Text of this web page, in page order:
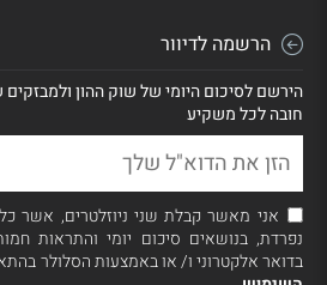
הרשמה לדיוור
הירשם לסיכום היומי של שוק ההון ולמבזקים
חובה לכל משקיע
אני מאשר קבלת שני ניוזלטרים, אשר
נפרדת, בנושאים סיכום יומי והתראות
בדואר אלקטרוני ו/ או באמצעות הסלולר